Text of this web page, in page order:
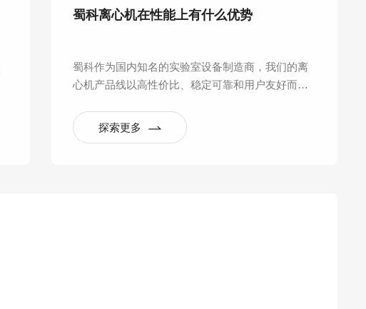
蜀科离心机在性能上有什么优势
蜀科作为国内知名的实验室设备制造商，我们的离
心机产品线以高性价比、稳定可靠和用户友好而著
尤其适合常规实验室应用。
探索更多